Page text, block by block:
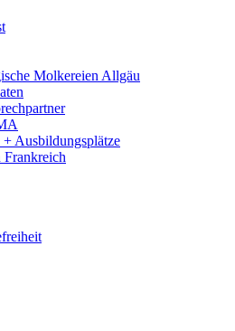
Molkereien Allgäu
+ Ausbildungsplätze
Frankreich